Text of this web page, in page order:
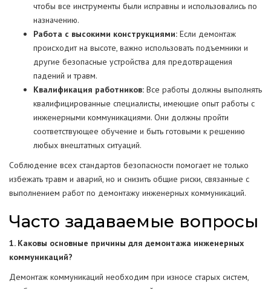
чтобы все инструменты были исправны и использовались по
назначению.
Работа с высокими конструкциями: Если демонтаж
происходит на высоте, важно использовать подъемники и
другие безопасные устройства для предотвращения
падений и травм.
Квалификация работников: Все работы должны выполнять
квалифицированные специалисты, имеющие опыт работы с
инженерными коммуникациями. Они должны пройти
соответствующее обучение и быть готовыми к решению
любых внештатных ситуаций.
Соблюдение всех стандартов безопасности помогает не только
избежать травм и аварий, но и снизить общие риски, связанные с
выполнением работ по демонтажу инженерных коммуникаций.
Часто задаваемые вопросы
1. Каковы основные причины для демонтажа инженерных
коммуникаций?
Демонтаж коммуникаций необходим при износе старых систем,